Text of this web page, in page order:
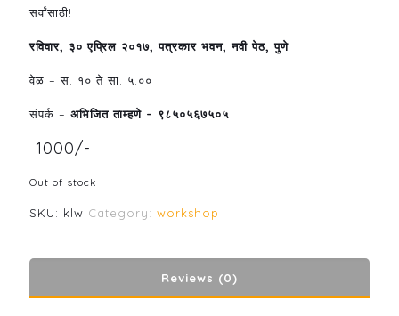
सर्वांसाठी!
रविवार, ३० एप्रिल २०१७, पत्रकार भवन, नवी पेठ, पुणे
वेळ – स. १० ते सा. ५.००
संपर्क – अभिजित ताम्हणे – ९८५०५६७५०५
₹ 1000/-
Out of stock
SKU: klw Category: workshop
Reviews (0)